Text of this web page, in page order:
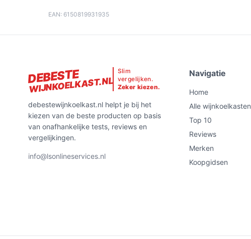
EAN: 6150819931935
DEBESTE
WIJNKOELKAST.NL
Slim
vergelijken.
Zeker kiezen.
debestewijnkoelkast.nl helpt je bij het
kiezen van de beste producten op basis
van onafhankelijke tests, reviews en
vergelijkingen.
info@lsonlineservices.nl
Navigatie
Home
Alle wijnkoelkasten
Top 10
Reviews
Merken
Koopgidsen